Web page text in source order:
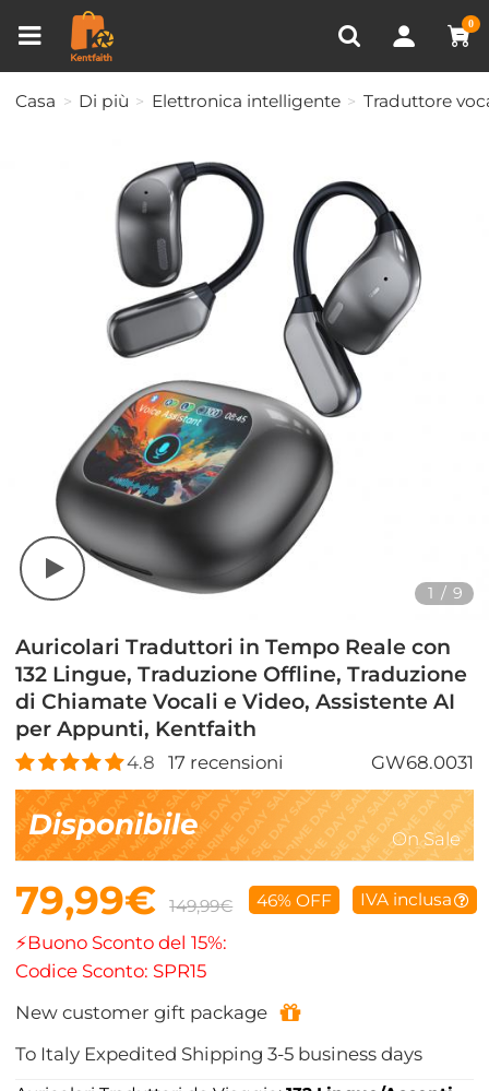
0
VISTI DI RECENTE
Casa Di più Elettronica intelligente Traduttore
1 / 9
Auricolari Traduttori in Tempo Reale con
132 Lingue, Traduzione Offline, Traduzione
di Chiamate Vocali e Video, Assistente AI
per Appunti, Kentfaith
4.8 17 recensioni GW68.0031
Disponibile On Sale
79,99€ 149,99€ 46% OFF IVA inclusa
⚡Buono Sconto del 15%:
Codice Sconto: SPR15
New customer gift package
To Italy Expedited Shipping3-5 business days